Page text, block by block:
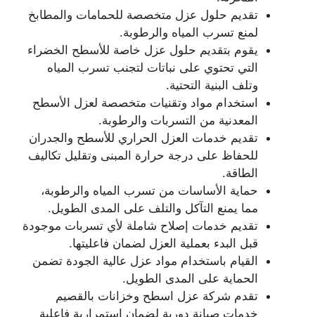
تقديم حلول عزل متخصصة للحمامات والمطابخ
لمنع تسرب المياه والرطوبة.
يقوم بتقديم حلول عزل خاصة للأسطح الخضراء
التي تحتوي على نباتات لتجنب تسرب المياه
وتلف البنية التحتية.
استخدام مواد وتقنيات متخصصة لعزل الأسطح
المعدنية من التسربات والرطوبة.
تقديم خدمات العزل الحراري للأسطح والجدران
للحفاظ على درجة حرارة المبنى وتقليل تكاليف
الطاقة.
حماية الأساسات من تسرب المياه والرطوبة،
مما يمنع التآكل والتلف على المدى الطويل.
تقديم خدمات إصلاح شاملة لأي تسربات موجودة
قبل البدء بعملية العزل لضمان فاعليتها.
القيام باستخدام مواد عزل عالية الجودة تضمن
الحماية على المدى الطويل.
تقدم شركة عزل اسطح وخزانات بالقصيم
خدمات صيانة دورية لضمان استمرارية فاعلية